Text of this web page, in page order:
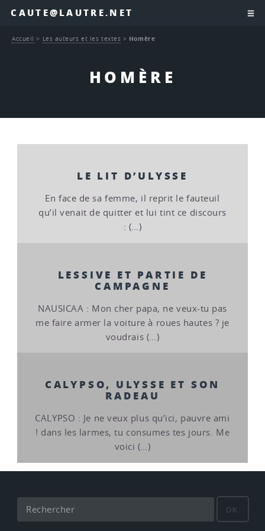
CAUTE@LAUTRE.NET
HOMÈRE
Accueil > Les auteurs et les textes > Homère
LE LIT D’ULYSSE
En face de sa femme, il reprit le fauteuil
qu’il venait de quitter et lui tint ce discours
: (…)
LESSIVE ET PARTIE DE
CAMPAGNE
NAUSICAA : Mon cher papa, ne veux-tu pas
me faire armer la voiture à roues hautes ? je
voudrais (…)
CALYPSO, ULYSSE ET SON
RADEAU
CALYPSO : Je ne veux plus qu’ici, pauvre ami
! dans les larmes, tu consumes tes jours. Me
voici (…)
OK